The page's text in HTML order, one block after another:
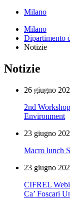
Milano
Milano
Dipartimento
Notizie
Notizie
26 giugno
2nd
Environment
23 giugno
Macro lunch
23 giugno
CIFREL
Ca’ Foscari